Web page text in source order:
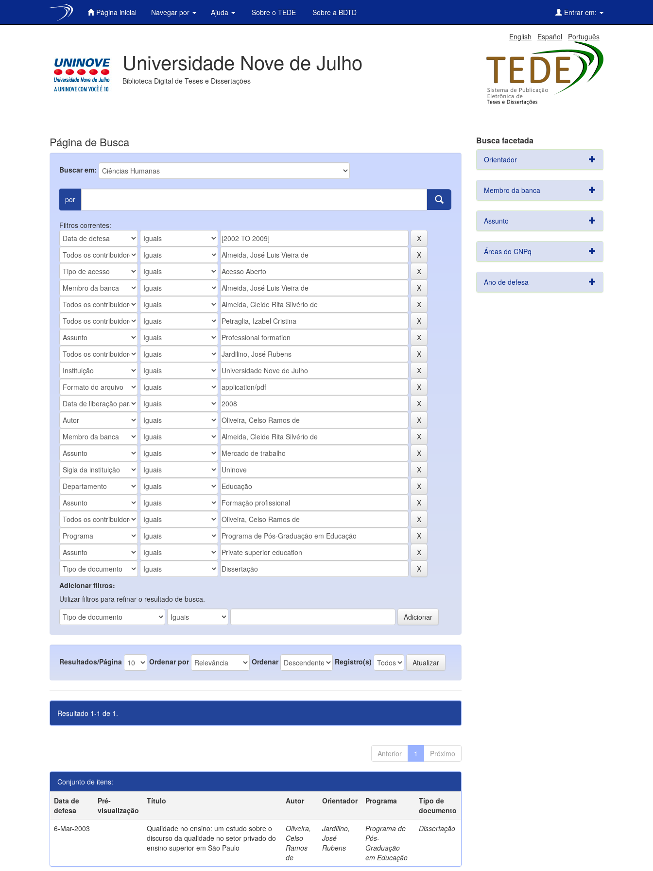
Página inicial Navegar por Ajuda Sobre o TEDE Sobre a BDTD Entrar em:
English Español Português
Universidade Nove de Julho
Biblioteca Digital de Teses e Dissertações
Página de Busca
Buscar em:
por
Filtros correntes:
Adicionar filtros:
Utilizar filtros para refinar o resultado de busca.
Resultados/Página Ordenar por Ordenar Registro(s)
Resultado 1-1 de 1.
Anterior 1 Próximo
Conjunto de itens:
Data de
defesa
Pré-
visualização
Título Autor Orientador Programa
Tipo de
documento
6-Mar-2003
Qualidade no ensino: um estudo sobre o
discurso da qualidade no setor privado do
ensino superior em São Paulo
Oliveira,
Celso
Ramos
de
Jardilino,
José
Rubens
Programa de
Pós-
Graduação
em Educação
Dissertação
Busca facetada
Orientador
Membro da banca
Assunto
Áreas do CNPq
Ano de defesa